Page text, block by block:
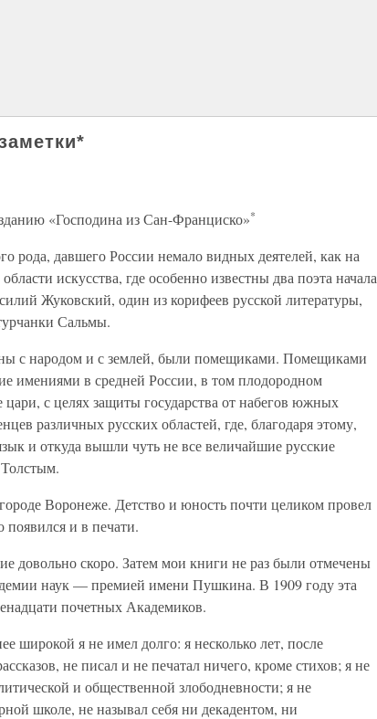
«Господина из Сан-Франциско»*
рода, давшего России немало видных деятелей, как на
искусства, где особенно известны два поэта начала
Жуковский, один из корифеев русской литературы,
Сальмы.
с народом и с землей, были помещиками. Помещиками
имениями в средней России, в том плодородном
цари, с целях защиты государства от набегов южных
различных русских областей, где, благодаря этому,
и откуда вышли чуть не все величайшие русские
Воронеже. Детство и юность почти целиком провел
появился и в печати.
довольно скоро. Затем мои книги не раз были отмечены
наук — премией имени Пушкина. В 1909 году эта
почетных Академиков.
широкой я не имел долго: я несколько лет, после
не писал и не печатал ничего, кроме стихов; я не
и общественной злободневности; я не
школе, не называл себя ни декадентом, ни